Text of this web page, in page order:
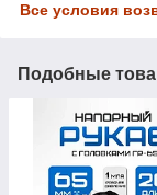
Все условия
Подобные